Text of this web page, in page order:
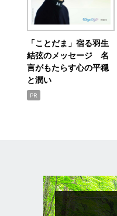
「ことだま」宿る羽生
結弦のメッセージ 名
言がもたらす心の平穏
と潤い
PR